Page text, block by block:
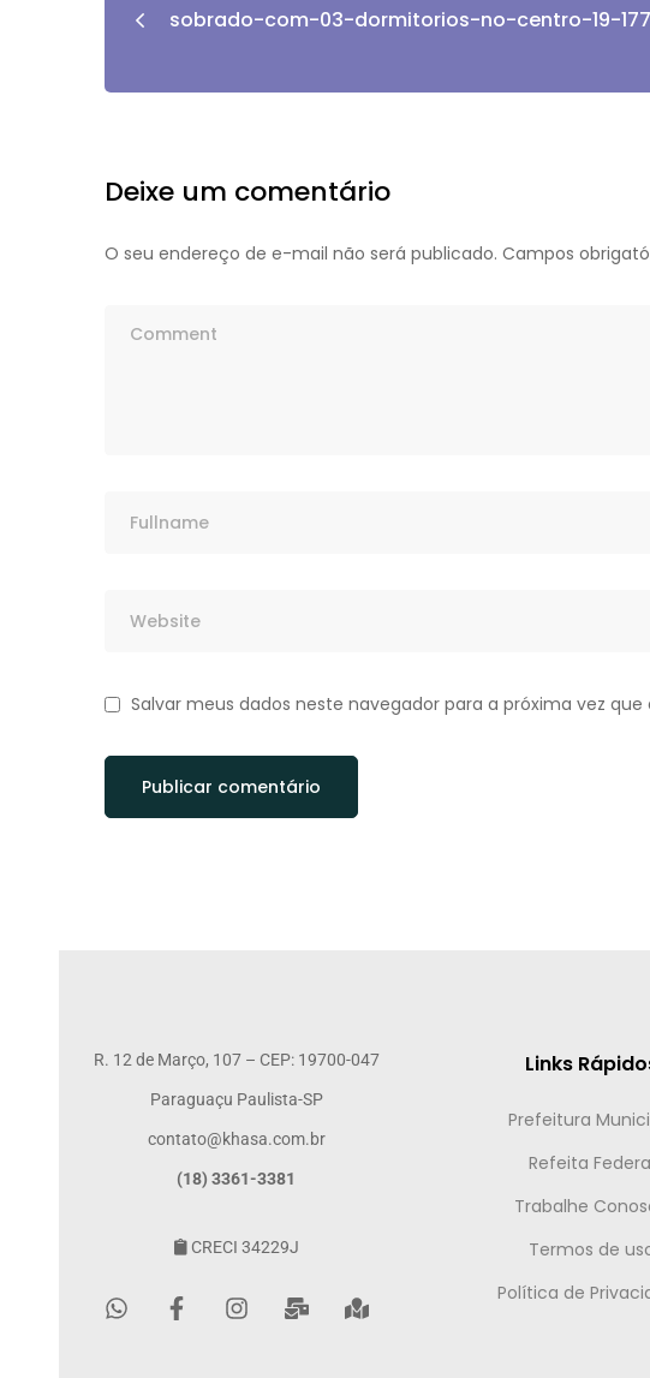
sobrado-com-03-dormitorios-no-centro-19-
Deixe um comentário
O seu endereço de e-mail não será publicado. Campos
Salvar meus dados neste navegador para a próxima vez
R. 12 de Março, 107 – CEP: 19700-047
Paraguaçu Paulista-SP
contato@khasa.com.br
(18) 3361-3381
CRECI 34229J
Links
Prefeitura
Refeita
Trabalhe
Termos de
Política de